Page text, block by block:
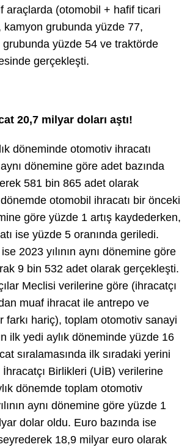
araçlarda (otomobil + hafif ticari
kamyon grubunda yüzde 77,
yüzde 54 ve traktörde
gerçekleşti.
20,7 milyar doları aştı!
döneminde otomotiv ihracatı
dönemine göre adet bazında
581 bin 865 adet olarak
otomobil ihracatı bir önceki
göre yüzde 1 artış kaydederken,
ise yüzde 5 oranında geriledi.
2023 yılının aynı dönemine göre
9 bin 532 adet olarak gerçekleşti.
Meclisi verilerine göre (ihracatçı
muaf ihracat ile antrepo ve
farkı hariç), toplam otomotiv sanayi
ilk yedi aylık döneminde yüzde 16
sıralamasında ilk sıradaki yerini
Birlikleri (UİB) verilerine
dönemde toplam otomotiv
aynı dönemine göre yüzde 1
dolar oldu. Euro bazında ise
18,9 milyar euro olarak